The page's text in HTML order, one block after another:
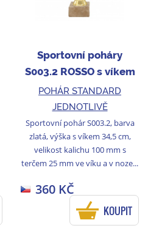
Sportovní poháry
S003.2 ROSSO s víkem
POHÁR STANDARD
JEDNOTLIVĚ
Sportovní pohár S003.2, barva
zlatá, výška s víkem 34,5 cm,
velikost kalichu 100 mm s
terčem 25 mm ve víku a v noze...
360 KČ
KOUPIT